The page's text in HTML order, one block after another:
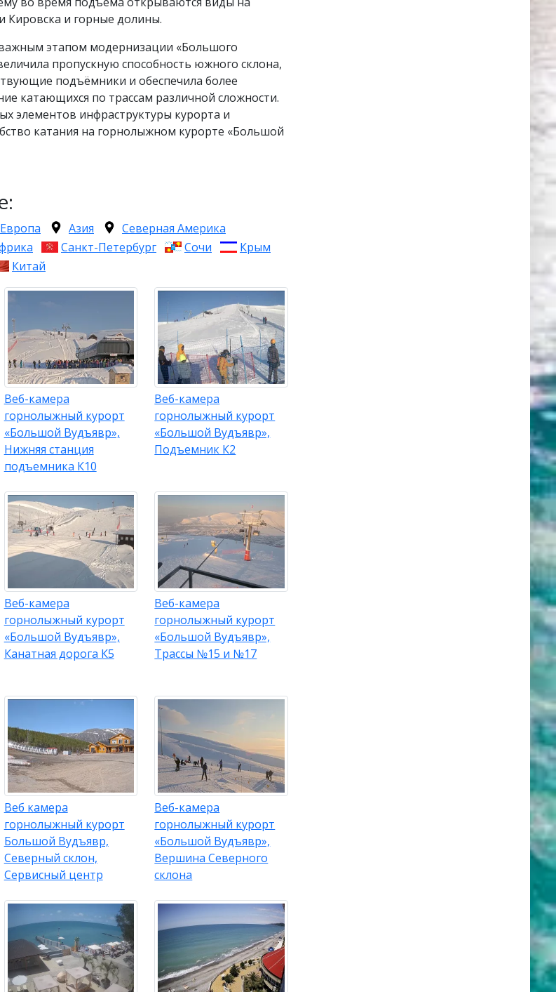
Кировска и горные долины.
этапом модернизации «Большого
пропускную способность южного склона,
подъёмники и обеспечила более
катающихся по трассам различной сложности.
элементов инфраструктуры курорта и
катания на горнолыжном курорте «Большой
Европа Азия
Северная Америка
Санкт-Петербург Сочи
Крым
Китай
Веб-камера
горнолыжный курорт
«Большой Вудъявр»,
Нижняя станция
подъемника К10
Веб-камера
горнолыжный курорт
«Большой Вудъявр»,
Подъемник К2
Веб-камера
горнолыжный курорт
«Большой Вудъявр»,
Канатная дорога К5
Веб-камера
горнолыжный курорт
«Большой Вудъявр»,
Трассы №15 и №17
Веб камера
горнолыжный курорт
Большой Вудъявр,
Северный склон,
Сервисный центр
Веб-камера
горнолыжный курорт
«Большой Вудъявр»,
Вершина Северного
склона